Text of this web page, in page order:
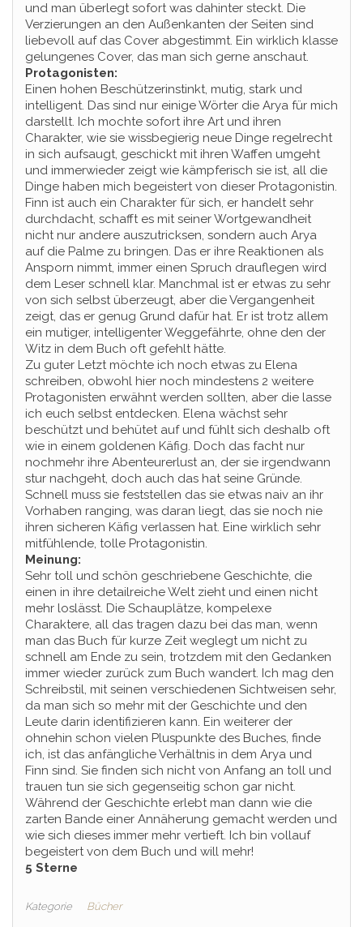
und man überlegt sofort was dahinter steckt. Die
Verzierungen an den Außenkanten der Seiten sind
liebevoll auf das Cover abgestimmt. Ein wirklich klasse
gelungenes Cover, das man sich gerne anschaut.
Protagonisten:
Einen hohen Beschützerinstinkt, mutig, stark und
intelligent. Das sind nur einige Wörter die Arya für mich
darstellt. Ich mochte sofort ihre Art und ihren
Charakter, wie sie wissbegierig neue Dinge regelrecht
in sich aufsaugt, geschickt mit ihren Waffen umgeht
und immerwieder zeigt wie kämpferisch sie ist, all die
Dinge haben mich begeistert von dieser Protagonistin.
Finn ist auch ein Charakter für sich, er handelt sehr
durchdacht, schafft es mit seiner Wortgewandheit
nicht nur andere auszutricksen, sondern auch Arya
auf die Palme zu bringen. Das er ihre Reaktionen als
Ansporn nimmt, immer einen Spruch drauflegen wird
dem Leser schnell klar. Manchmal ist er etwas zu sehr
von sich selbst überzeugt, aber die Vergangenheit
zeigt, das er genug Grund dafür hat. Er ist trotz allem
ein mutiger, intelligenter Weggefährte, ohne den der
Witz in dem Buch oft gefehlt hätte.
Zu guter Letzt möchte ich noch etwas zu Elena
schreiben, obwohl hier noch mindestens 2 weitere
Protagonisten erwähnt werden sollten, aber die lasse
ich euch selbst entdecken. Elena wächst sehr
beschützt und behütet auf und fühlt sich deshalb oft
wie in einem goldenen Käfig. Doch das facht nur
nochmehr ihre Abenteurerlust an, der sie irgendwann
stur nachgeht, doch auch das hat seine Gründe.
Schnell muss sie feststellen das sie etwas naiv an ihr
Vorhaben ranging, was daran liegt, das sie noch nie
ihren sicheren Käfig verlassen hat. Eine wirklich sehr
mitfühlende, tolle Protagonistin.
Meinung:
Sehr toll und schön geschriebene Geschichte, die
einen in ihre detailreiche Welt zieht und einen nicht
mehr loslässt. Die Schauplätze, kompelexe
Charaktere, all das tragen dazu bei das man, wenn
man das Buch für kurze Zeit weglegt um nicht zu
schnell am Ende zu sein, trotzdem mit den Gedanken
immer wieder zurück zum Buch wandert. Ich mag den
Schreibstil, mit seinen verschiedenen Sichtweisen sehr,
da man sich so mehr mit der Geschichte und den
Leute darin identifizieren kann. Ein weiterer der
ohnehin schon vielen Pluspunkte des Buches, finde
ich, ist das anfängliche Verhältnis in dem Arya und
Finn sind. Sie finden sich nicht von Anfang an toll und
trauen tun sie sich gegenseitig schon gar nicht.
Während der Geschichte erlebt man dann wie die
zarten Bande einer Annäherung gemacht werden und
wie sich dieses immer mehr vertieft. Ich bin vollauf
begeistert von dem Buch und will mehr!
5 Sterne
Kategorie Bücher